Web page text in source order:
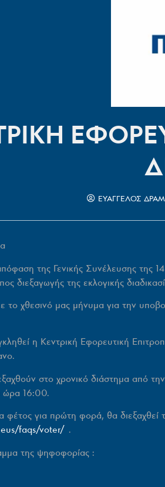
ΕΥΑΓΓΕΛΟΣ
της Γενικής Συνέλευσης της
διεξαγωγής της εκλογικής
το χθεσινό μας μήνυμα για την
η Κεντρική Εφορευτική
στο χρονικό διάστημα από
ώρα 16:00.
φέτος για πρώτη φορά, θα
faqs/voter/.
της ψηφοφορίας :